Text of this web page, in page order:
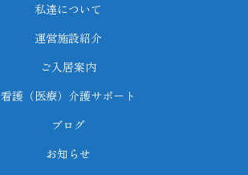
私達について
運営施設紹介
ご入居案内
看護（医療）介護サポート
ブログ
お知らせ